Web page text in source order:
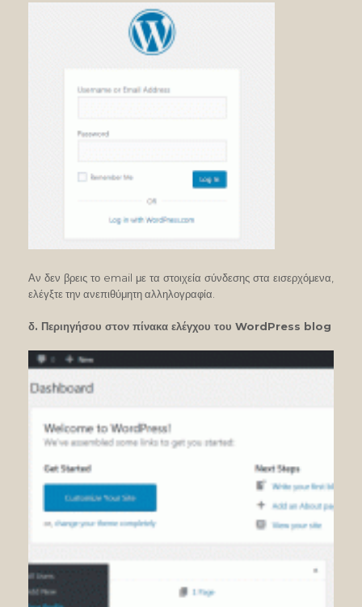
Αν δεν βρεις το email με τα στοιχεία σύνδεσης στα εισερχόμενα,
ελέγξτε την ανεπιθύμητη αλληλογραφία.
δ. Περιηγήσου στον πίνακα ελέγχου του WordPress blog